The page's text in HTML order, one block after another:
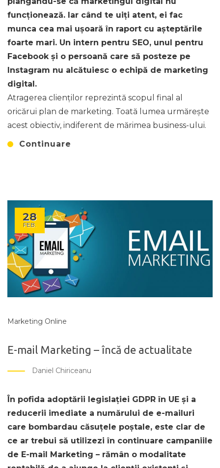
funcționează. Iar când te uiți atent, ei fac
munca cea mai ușoară în raport cu așteptările
foarte mari. Un intern pentru SEO, unul pentru
Facebook și o persoană care să posteze pe
Instagram nu alcătuiesc o echipă de marketing
digital.
Atragerea clienților reprezintă scopul final al
oricărui plan de marketing. Toată lumea urmărește
acest obiectiv, indiferent de mărimea business-ului.
Continuare
28
FEB.
Marketing Online
E-mail Marketing – încă de actualitate
Daniel Chiriceanu
În pofida adoptării legislației GDPR în UE și a
reducerii imediate a numărului de e-mailuri
care bombardau căsuțele poștale, este clar de
ce ar trebui să utilizezi în continuare campaniile
de E-mail Marketing – rămân o modalitate